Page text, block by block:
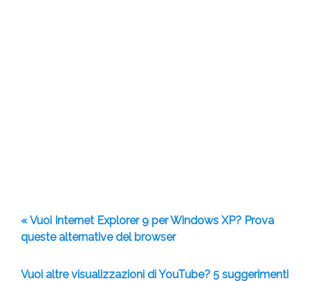
« Vuoi Internet Explorer 9 per Windows XP? Prova
queste alternative del browser
Vuoi altre visualizzazioni di YouTube? 5 suggerimenti